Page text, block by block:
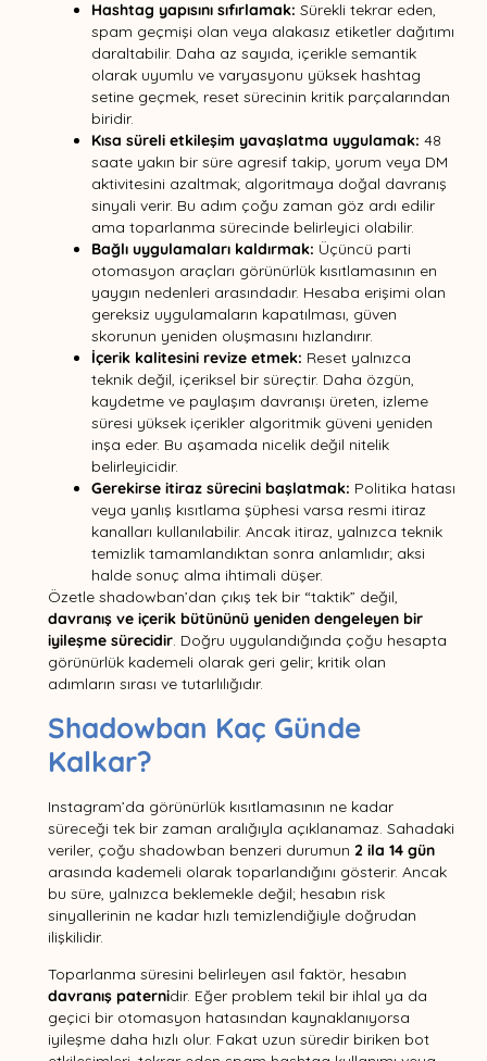
Hashtag yapısını sıfırlamak: Sürekli tekrar eden,
spam geçmişi olan veya alakasız etiketler dağıtımı
daraltabilir. Daha az sayıda, içerikle semantik
olarak uyumlu ve varyasyonu yüksek hashtag
setine geçmek, reset sürecinin kritik parçalarından
biridir.
Kısa süreli etkileşim yavaşlatma uygulamak: 48
saate yakın bir süre agresif takip, yorum veya DM
aktivitesini azaltmak; algoritmaya doğal davranış
sinyali verir. Bu adım çoğu zaman göz ardı edilir
ama toparlanma sürecinde belirleyici olabilir.
Bağlı uygulamaları kaldırmak: Üçüncü parti
otomasyon araçları görünürlük kısıtlamasının en
yaygın nedenleri arasındadır. Hesaba erişimi olan
gereksiz uygulamaların kapatılması, güven
skorunun yeniden oluşmasını hızlandırır.
İçerik kalitesini revize etmek: Reset yalnızca
teknik değil, içeriksel bir süreçtir. Daha özgün,
kaydetme ve paylaşım davranışı üreten, izleme
süresi yüksek içerikler algoritmik güveni yeniden
inşa eder. Bu aşamada nicelik değil nitelik
belirleyicidir.
Gerekirse itiraz sürecini başlatmak: Politika hatası
veya yanlış kısıtlama şüphesi varsa resmi itiraz
kanalları kullanılabilir. Ancak itiraz, yalnızca teknik
temizlik tamamlandıktan sonra anlamlıdır; aksi
halde sonuç alma ihtimali düşer.
Özetle shadowban’dan çıkış tek bir “taktik” değil,
davranış ve içerik bütününü yeniden dengeleyen bir
iyileşme sürecidir. Doğru uygulandığında çoğu hesapta
görünürlük kademeli olarak geri gelir; kritik olan
adımların sırası ve tutarlılığıdır.
Shadowban Kaç Günde
Kalkar?
Instagram’da görünürlük kısıtlamasının ne kadar
süreceği tek bir zaman aralığıyla açıklanamaz. Sahadaki
veriler, çoğu shadowban benzeri durumun 2 ila 14 gün
arasında kademeli olarak toparlandığını gösterir. Ancak
bu süre, yalnızca beklemekle değil; hesabın risk
sinyallerinin ne kadar hızlı temizlendiğiyle doğrudan
ilişkilidir.
Toparlanma süresini belirleyen asıl faktör, hesabın
davranış paternidir. Eğer problem tekil bir ihlal ya da
geçici bir otomasyon hatasından kaynaklanıyorsa
iyileşme daha hızlı olur. Fakat uzun süredir biriken bot